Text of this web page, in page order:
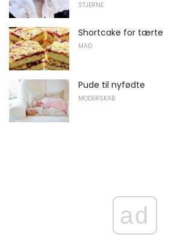
STJERNE
Shortcake for tærte
MAD
Pude til nyfødte
MODERSKAB
ad